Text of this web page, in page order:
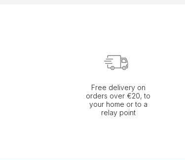
Free delivery on
orders over €20, to
your home or to a
relay point